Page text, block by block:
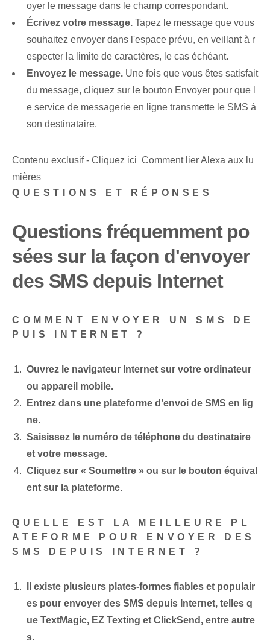
oyer le message dans le champ correspondant.
Écrivez votre message. Tapez le message que vous
souhaitez envoyer dans l'espace prévu, en veillant à r
especter la limite de caractères, le cas échéant.
Envoyez le message. Une fois que vous êtes satisfait
du message, cliquez sur le bouton Envoyer pour que l
e service de messagerie en ligne transmette le SMS à
son destinataire.
Contenu exclusif - Cliquez ici Comment lier Alexa aux lu
mières
QUESTIONS ET RÉPONSES
Questions fréquemment po
sées sur la façon d'envoyer
des SMS depuis Internet
COMMENT ENVOYER UN SMS DE
PUIS INTERNET ?
Ouvrez le navigateur Internet sur votre ordinateur
ou appareil mobile.
Entrez dans une plateforme d’envoi de SMS en lig
ne.
Saisissez le numéro de téléphone du destinataire
et votre message.
Cliquez sur « Soumettre » ou sur le bouton ‌équival
ent sur la plateforme.
QUELLE EST LA MEILLEURE PL
ATEFORME POUR ENVOYER DES
SMS DEPUIS INTERNET ?
Il existe plusieurs plates-formes fiables et populair
es pour envoyer des SMS depuis Internet, telles q
ue TextMagic, EZ Texting et ClickSend, entre autre
s.